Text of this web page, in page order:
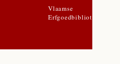
Vlaamse
Erfgoedbibliotheek